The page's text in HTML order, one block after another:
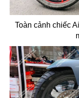
Toàn cảnh chiếc